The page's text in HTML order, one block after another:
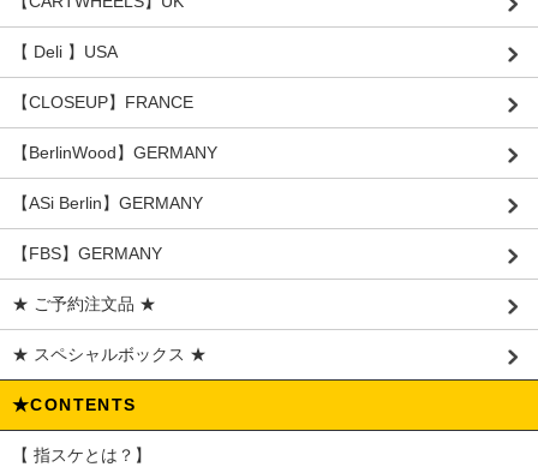
【 Deli 】USA
【CLOSEUP】FRANCE
【BerlinWood】GERMANY
【ASi Berlin】GERMANY
【FBS】GERMANY
★ ご予約注文品 ★
★ スペシャルボックス ★
★CONTENTS
【 指スケとは？】